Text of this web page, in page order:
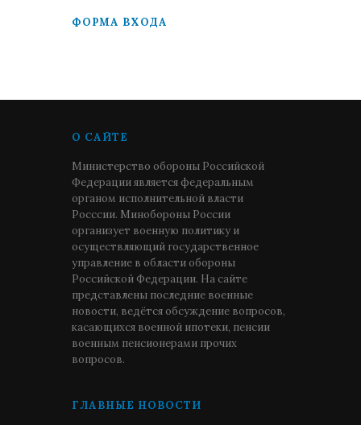
ФОРМА ВХОДА
О САЙТЕ
Министерство обороны Российской
Федерации является федеральным
органом исполнительной власти
Росссии. Минобороны России
организует военную политику и
осуществляющий государственное
управление в области обороны
Российской Федерации. На сайте
представлены последние военные
новости, ведётся обсуждение вопросов,
касающихся военной ипотеки, пенсии
военным пенсионерами прочих
вопросов.
ГЛАВНЫЕ НОВОСТИ